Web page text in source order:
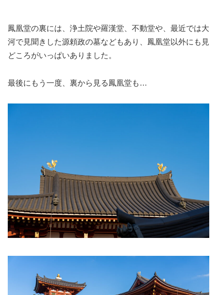
鳳凰堂の裏には、浄土院や羅漢堂、不動堂や、最近では大
河で見聞きした源頼政の墓などもあり、鳳凰堂以外にも見
どころがいっぱいありました。
最後にもう一度、裏から見る鳳凰堂も…